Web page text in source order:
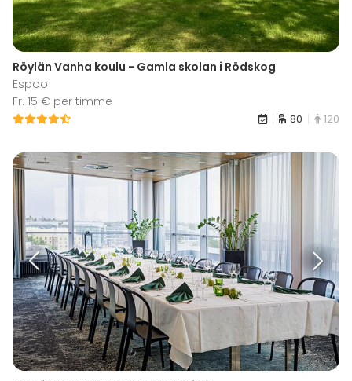
Röylän Vanha koulu - Gamla skolan i Rödskog
Espoo
Fr. 15 € per timme
80 120